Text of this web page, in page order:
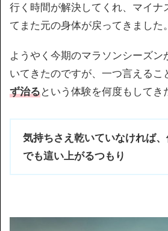
行く時間が解決してくれ、マイナ
てまた元の身体が戻ってきました。
ようやく今期のマラソンシーズン
いてきたのですが、一つ言えるこ
ず治るという体験を何度もしてき
気持ちさえ乾いていなければ
でも這い上がるつもり